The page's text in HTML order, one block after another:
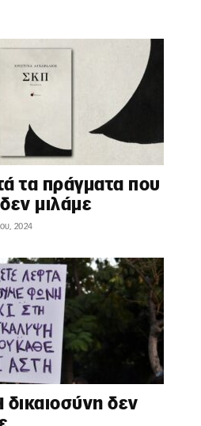
τα πράγματα που
μιλάμε
2024
δεν